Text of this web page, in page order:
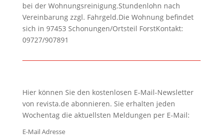
bei der Wohnungsreinigung.Stundenlohn nach
Vereinbarung zzgl. Fahrgeld.Die Wohnung befindet
sich in 97453 Schonungen/Ortsteil ForstKontakt:
09727/907891
Hier können Sie den kostenlosen E-Mail-Newsletter
von revista.de abonnieren. Sie erhalten jeden
Wochentag die aktuellsten Meldungen per E-Mail:
E-Mail Adresse